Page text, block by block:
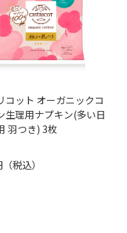
コット オーガニックコ
生理用ナプキン(多い日
羽つき) 3枚
税込）